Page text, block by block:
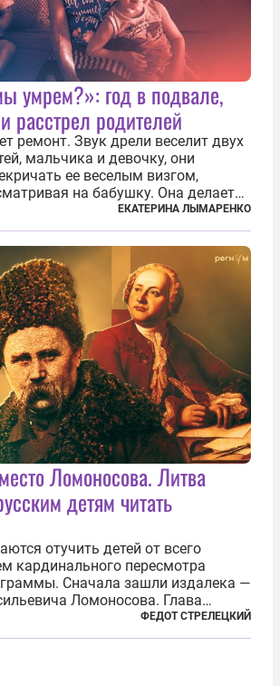
умрем?»: год в подвале,
расстрел родителей
ремонт. Звук дрели веселит двух
мальчика и девочку, они
ее веселым визгом,
на бабушку. Она делает
внуки чувствуют, что она
И это правда: дрель, конечно,
но всё...
ЕКАТЕРИНА ЛЫМАРЕНКО
Ломоносова. Литва
детям читать
отучить детей от всего
кардинального пересмотра
Сначала зашли издалека —
Ломоносова. Глава
Литвы Миндаугас Синкявичюс
его тексты из программ
ФЕДОТ СТРЕЛЕЦКИЙ